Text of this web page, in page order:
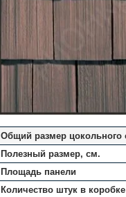
Общий размер цокольного
Полезный размер, см.
Площадь панели
Количество штук в коробке